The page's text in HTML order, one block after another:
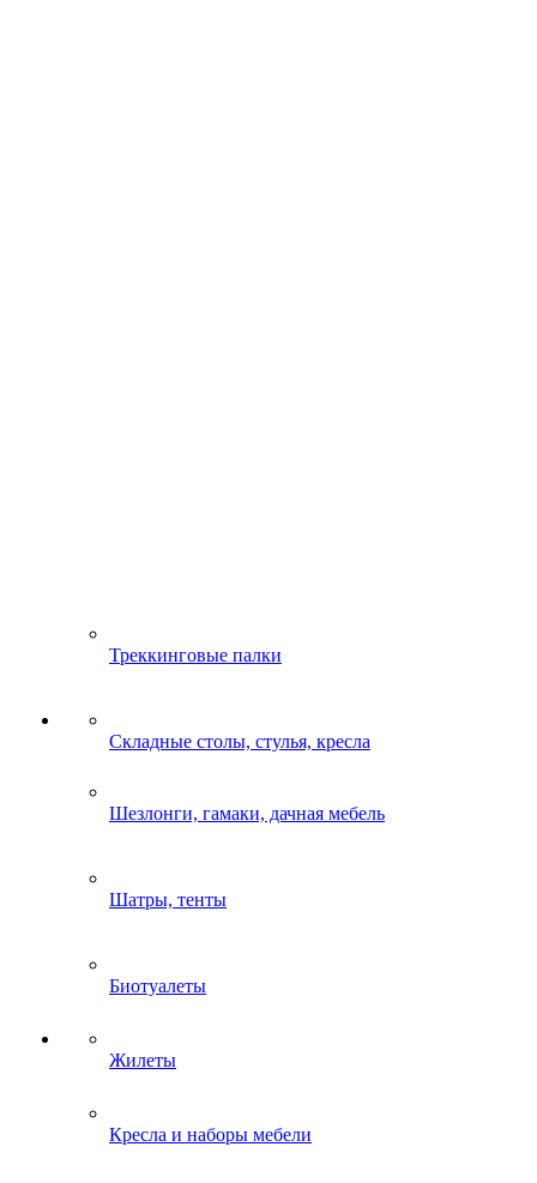
Треккинговые палки
Складные столы, стулья, кресла
Шезлонги, гамаки, дачная мебель
Шатры, тенты
Биотуалеты
Жилеты
Кресла и наборы мебели